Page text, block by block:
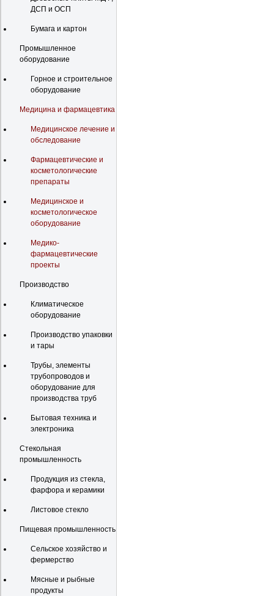
ДСП и ОСП
Бумага и картон
Промышленное
оборудование
Горное и строительное
оборудование
Медицина и фармацевтика
Медицинское лечение и
обследование
Фармацевтические и
косметологические
препараты
Медицинское и
косметологическое
оборудование
Медико-
фармацевтические
проекты
Производство
Климатическое
оборудование
Производство упаковки
и тары
Трубы, элементы
трубопроводов и
оборудование для
производства труб
Бытовая техника и
электроника
Стекольная
промышленность
Продукция из стекла,
фарфора и керамики
Листовое стекло
Пищевая промышленность
Сельское хозяйство и
фермерство
Мясные и рыбные
продукты